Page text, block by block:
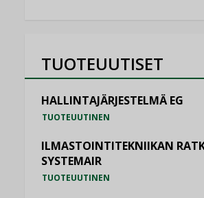
TUOTEUUTISET
HALLINTAJÄRJESTELMÄ EG
TUOTEUUTINEN
ILMASTOINTITEKNIIKAN
SYSTEMAIR
TUOTEUUTINEN